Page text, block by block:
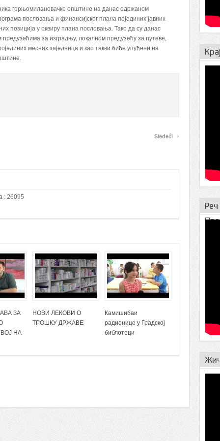
горњомилановачке општине на данас одржаном
пословања и финансијског плана појединих јавних
позиција у оквиру плана пословања. Тако да су данас
за изградњу, локалном предузећу за путеве,
месних заједница и као такви биће упућени на
Sledeći ›
: 26095
ЗА
НА
НОВИ ЛЕКОВИ О
ТРОШКУ ДРЖАВЕ
Камишибаи
радионице у Градској
библотеци